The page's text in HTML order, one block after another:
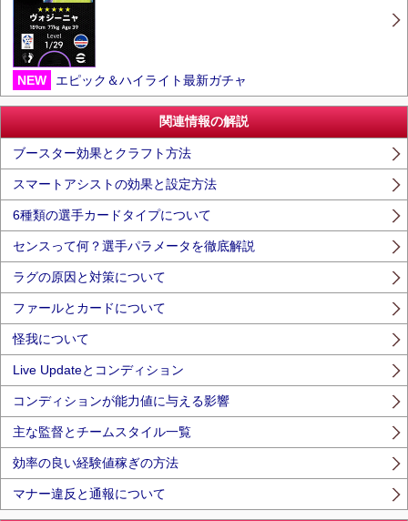
NEW エピック＆ハイライト最新ガチャ
関連情報の解説
ブースター効果とクラフト方法
スマートアシストの効果と設定方法
6種類の選手カードタイプについて
センスって何？選手パラメータを徹底解説
ラグの原因と対策について
ファールとカードについて
怪我について
Live Updateとコンディション
コンディションが能力値に与える影響
主な監督とチームスタイル一覧
効率の良い経験値稼ぎの方法
マナー違反と通報について